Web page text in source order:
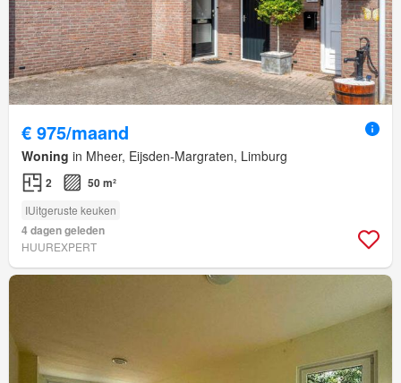
€ 975/maand
Woning in Mheer, Eijsden-Margraten, Limburg
2 50 m²
IUitgeruste keuken
4 dagen geleden
HUUREXPERT